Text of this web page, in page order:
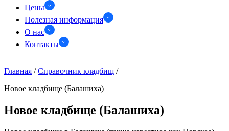
Цены
Полезная информация
О нас
Контакты
Главная / Справочник кладбищ /
Новое кладбище (Балашиха)
Новое кладбище (Балашиха)